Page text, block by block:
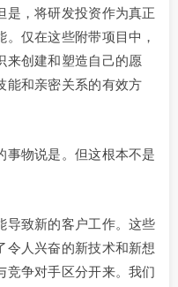
是，将研发投资作为真正
仅在这些附带项目中，
来创建和塑造自己的愿
能和亲密关系的有效方
事物说是。但这根本不是
导致新的客户工作。这些
令人兴奋的新技术和新想
竞争对手区分开来。我们